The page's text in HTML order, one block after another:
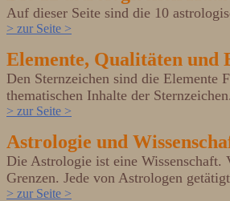
Auf dieser Seite sind die 10
> zur Seite >
Elemente, Qualitäten und
Den Sternzeichen sind die Elemente
thematischen Inhalte der
> zur Seite >
Astrologie und
Die Astrologie ist eine Wissenschaft.
Grenzen. Jede von Astrologen
> zur Seite >